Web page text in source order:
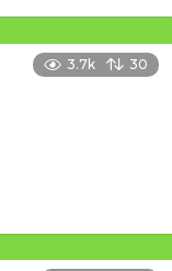
3.7k 30